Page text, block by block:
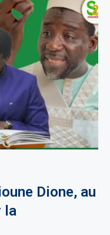
Dione, au
la